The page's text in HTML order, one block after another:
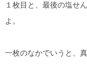
１枚目と、最後の塩せ
よ。
一枚のなかでいうと、